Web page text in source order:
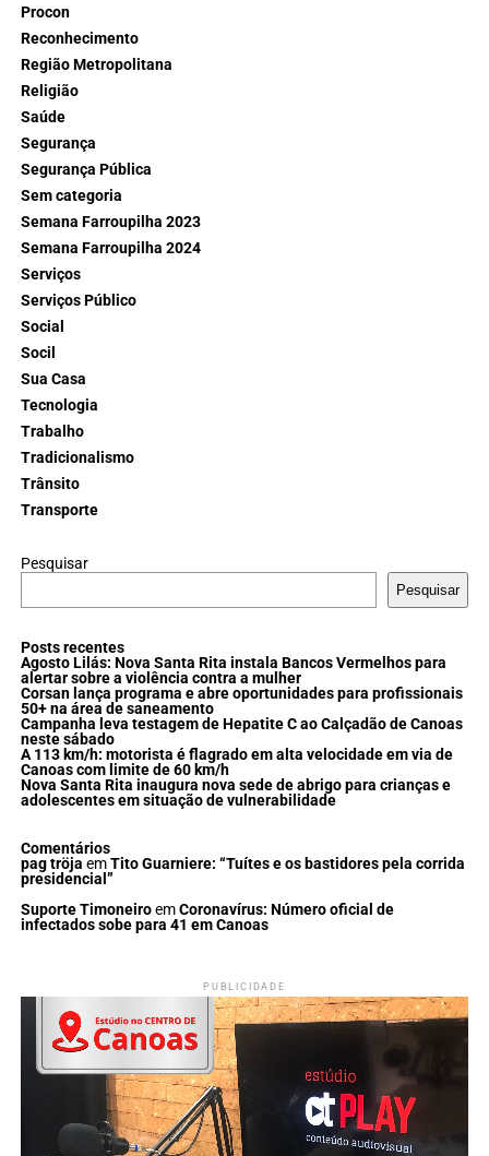
Procon
Reconhecimento
Região Metropolitana
Religião
Saúde
Segurança
Segurança Pública
Sem categoria
Semana Farroupilha 2023
Semana Farroupilha 2024
Serviços
Serviços Público
Social
Socil
Sua Casa
Tecnologia
Trabalho
Tradicionalismo
Trânsito
Transporte
Pesquisar
Pesquisar
Posts recentes
Agosto Lilás: Nova Santa Rita instala Bancos Vermelhos para
alertar sobre a violência contra a mulher
Corsan lança programa e abre oportunidades para profissionais
50+ na área de saneamento
Campanha leva testagem de Hepatite C ao Calçadão de Canoas
neste sábado
A 113 km/h: motorista é flagrado em alta velocidade em via de
Canoas com limite de 60 km/h
Nova Santa Rita inaugura nova sede de abrigo para crianças e
adolescentes em situação de vulnerabilidade
Comentários
pag tröja emTito Guarniere: “Tuítes e os bastidores pela corrida
presidencial”
Suporte TimoneiroemCoronavírus: Número oficial de
infectados sobe para 41 em Canoas
PUBLICIDADE